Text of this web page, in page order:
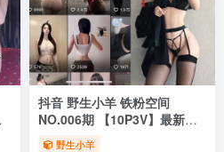
抖音 野生小羊 铁粉空间
NO.006期 【10P3V】最新
至：2024.11.19
野生小羊